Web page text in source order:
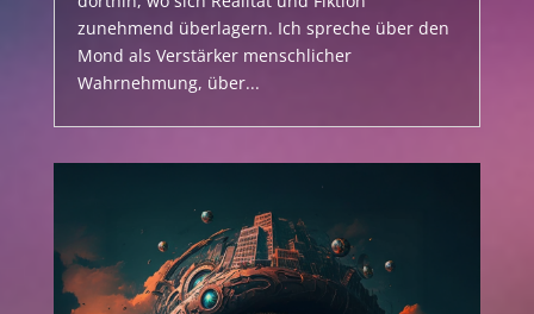
zunehmend überlagern. Ich spreche über den
Mond als Verstärker menschlicher
Wahrnehmung, über...